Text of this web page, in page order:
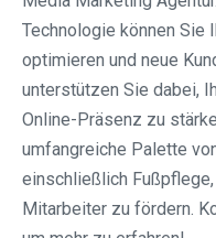
Technologie können Sie
optimieren und neue
unterstützen Sie dabei,
Online-Präsenz zu
umfangreiche Palette
einschließlich
Mitarbeiter zu fördern.